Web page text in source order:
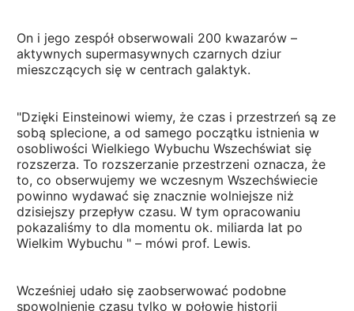
On i jego zespół obserwowali 200 kwazarów –
aktywnych supermasywnych czarnych dziur
mieszczących się w centrach galaktyk.
"Dzięki Einsteinowi wiemy, że czas i przestrzeń są ze
sobą splecione, a od samego początku istnienia w
osobliwości Wielkiego Wybuchu Wszechświat się
rozszerza. To rozszerzanie przestrzeni oznacza, że
to, co obserwujemy we wczesnym Wszechświecie
powinno wydawać się znacznie wolniejsze niż
dzisiejszy przepływ czasu. W tym opracowaniu
pokazaliśmy to dla momentu ok. miliarda lat po
Wielkim Wybuchu " – mówi prof. Lewis.
Wcześniej udało się zaobserwować podobne
spowolnienie czasu tylko w połowie historii